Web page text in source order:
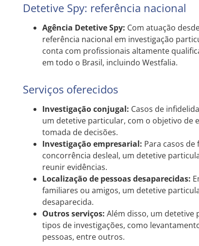
Detetive Spy: referência nacional
Agência Detetive Spy: Com atuação
referência nacional em investigação
conta com profissionais altamente
em todo o Brasil, incluindo Westfalia.
Serviços oferecidos
Investigação conjugal: Casos de
um detetive particular, com o objetivo de
tomada de decisões.
Investigação empresarial: Para casos
concorrência desleal, um detetive
reunir evidências.
Localização de pessoas desaparecidas:
familiares ou amigos, um detetive
desaparecida.
Outros serviços: Além disso, um
tipos de investigações, como
pessoas, entre outros.